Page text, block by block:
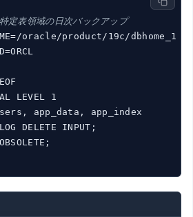
領域の日次バックアップ
LEVEL 1
app_data, app_index
DELETE INPUT;